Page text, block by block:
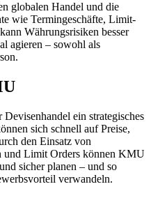
globalen Handel und die
wie Termingeschäfte, Limit-
Währungsrisiken besser
agieren – sowohl als
ein strategisches
sich schnell auf Preise,
den Einsatz von
und Limit Orders können KMU
sicher planen – und so
verwandeln.